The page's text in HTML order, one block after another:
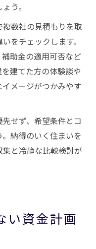
う。
数社の見積もりを取
をチェックします。
助金の適用可否など
建てた方の体験談や
メージがつかみやす
せず、希望条件とコ
納得のいく住まいを
と冷静な比較検討が
い資金計画